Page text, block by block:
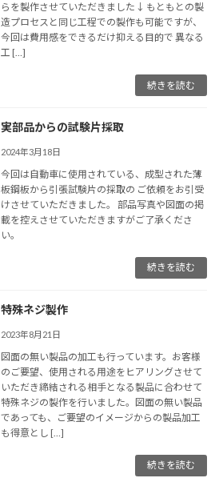
らを製作させていただきました↓ もともとの製
造プロセスと同じ工程での製作も可能ですが、
今回は費用感をできるだけ抑える目的で 異なる
工 […]
続きを読む
実部品からの試験片採取
2024年3月18日
今回は自動車に使用されている、成型された薄
板鋼板から引張試験片の採取の ご依頼をお引受
けさせていただきました。 部品写真や図面の掲
載を控えさせていただきますがご了承くださ
い。
続きを読む
特殊ネジ製作
2023年8月21日
図面の無い製品の加工も行っています。お客様
のご要望、使用される用途をヒアリングさせて
いただき締結される相手となる製品に合わせて
特殊ネジの製作を行いました。図面の無い製品
であっても、ご要望のイメージからの製品加工
も得意とし […]
続きを読む